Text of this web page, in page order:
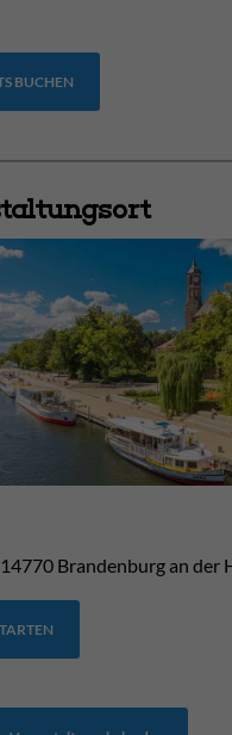
BUCHEN
14770 Brandenburg an der